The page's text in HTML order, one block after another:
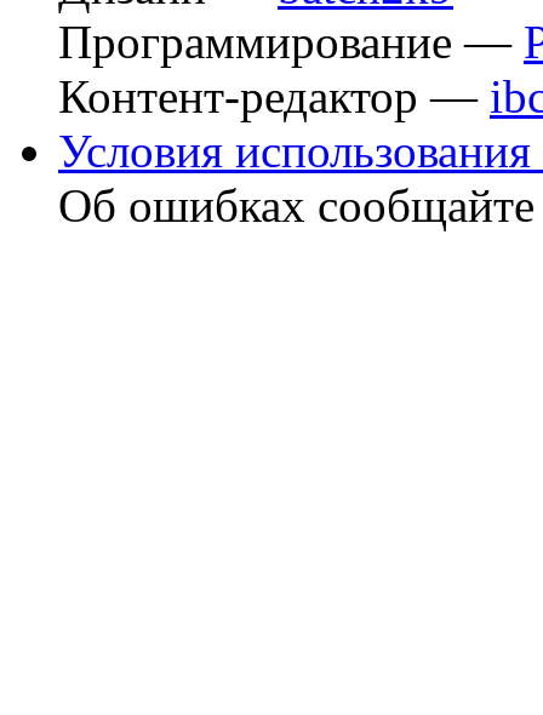
Программирование —
Контент-редактор —
Условия использования
Об ошибках